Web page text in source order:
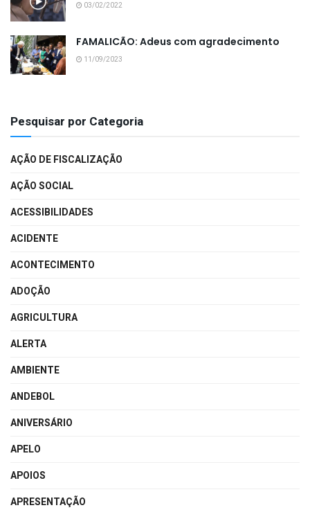
03/02/2022
FAMALICÃO: Adeus com agradecimento
11/09/2023
Pesquisar por Categoria
AÇÃO DE FISCALIZAÇÃO
AÇÃO SOCIAL
ACESSIBILIDADES
ACIDENTE
ACONTECIMENTO
ADOÇÃO
AGRICULTURA
ALERTA
AMBIENTE
ANDEBOL
ANIVERSÁRIO
APELO
APOIOS
APRESENTAÇÃO